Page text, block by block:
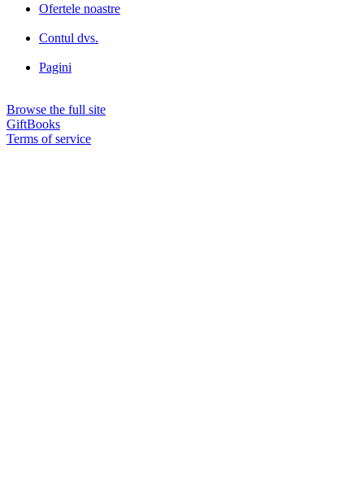
Ofertele noastre
Contul dvs.
Pagini
Browse the full site
GiftBooks
Terms of service